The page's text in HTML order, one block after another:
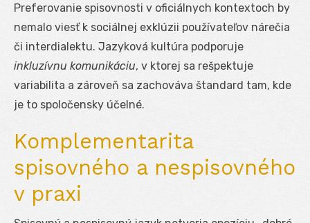
Preferovanie spisovnosti v oficiálnych kontextoch by
nemalo viesť k sociálnej exklúzii používateľov nárečia
či interdialektu. Jazyková kultúra podporuje
inkluzívnu komunikáciu, v ktorej sa rešpektuje
variabilita a zároveň sa zachováva štandard tam, kde
je to spoločensky účelné.
Komplementarita
spisovného a nespisovného
v praxi